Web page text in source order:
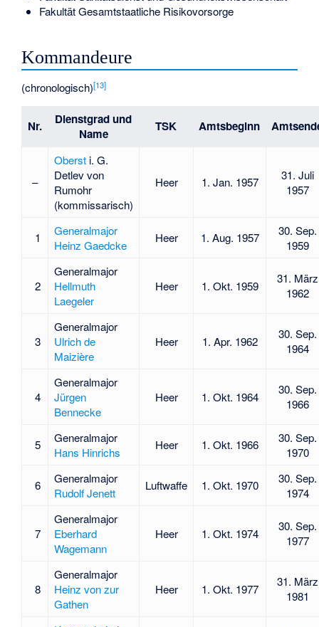
Fakultät Gesamtstaatliche Risikovorsorge
Kommandeure
(chronologisch)[13]
Nr.
Dienstgrad und
Name
TSK Amtsbeginn
–
Obersti. G.
Detlev von
Rumohr
(kommissarisch)
Heer 1. Jan. 1957
31. Juli
1957
1
Generalmajor
Heinz Gaedcke
Heer 1. Aug. 1957
30. Sep.
1959
2
Generalmajor
Hellmuth
Laegeler
Heer 1. Okt. 1959
31. März
1962
3
Generalmajor
Ulrich de
Maizière
Heer 1. Apr. 1962
30. Sep.
1964
4
Generalmajor
Jürgen
Bennecke
Heer 1. Okt. 1964
30. Sep.
1966
5
Generalmajor
Hans Hinrichs
Heer 1. Okt. 1966
30. Sep.
1970
6
Generalmajor
Rudolf Jenett
Luftwaffe 1. Okt. 1970
30. Sep.
1974
7
Generalmajor
Eberhard
Wagemann
Heer 1. Okt. 1974
30. Sep.
1977
8
Generalmajor
Heinz von zur
Gathen
Heer 1. Okt. 1977
31. März
1981